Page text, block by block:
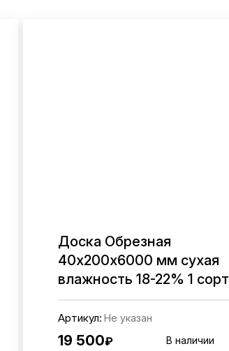
В ОДИН КЛИК
Доска Обрезная
40х200х6000 мм сухая
влажность 18-22% 1 сорт
Артикул: Не указан
19 500₽ В наличии